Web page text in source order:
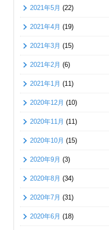
2021年5月 (22)
2021年4月 (19)
2021年3月 (15)
2021年2月 (6)
2021年1月 (11)
2020年12月 (10)
2020年11月 (11)
2020年10月 (15)
2020年9月 (3)
2020年8月 (34)
2020年7月 (31)
2020年6月 (18)